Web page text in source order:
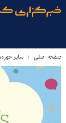
صفحه اصلی سایر